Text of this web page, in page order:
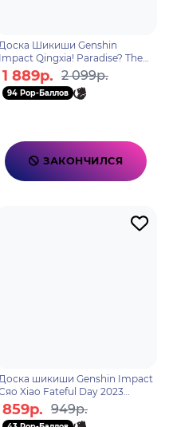
Доска Шикиши Genshin
Impact Qingxia! Paradise? The
Great Secret Realm! Xumi
Wanderer 6976525000259
1 889р. 2 099р.
94 Pop-Баллов
ЗАКОНЧИЛСЯ
Доска шикиши Genshin Impact
Xiao Fateful Day 2023
6942421106135
859р. 949р.